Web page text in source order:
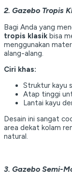
2. Gazebo Tropis
Bagi Anda yang
tropis klasik bisa
menggunakan
alang-alang.
Ciri khas:
Struktur kayu
Atap tinggi
Lantai kayu
Desain ini sangat
area dekat kolam
natural.
3. Gazebo Semi-